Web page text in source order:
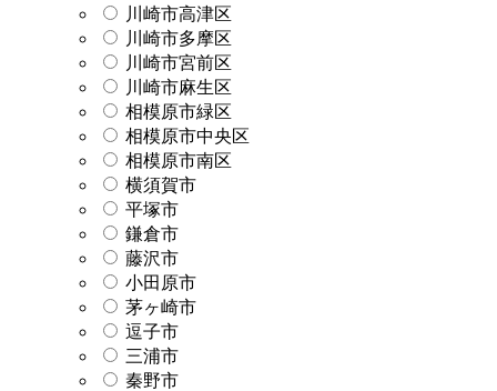
川崎市高津区
川崎市多摩区
川崎市宮前区
川崎市麻生区
相模原市緑区
相模原市中央区
相模原市南区
横須賀市
平塚市
鎌倉市
藤沢市
小田原市
茅ヶ崎市
逗子市
三浦市
秦野市